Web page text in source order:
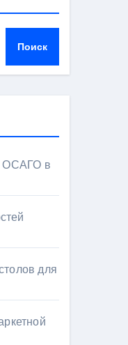
Поиск
ОСАГО в
для